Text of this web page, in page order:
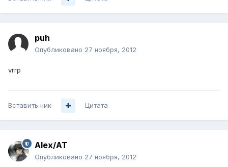
puh
Опубликовано 27 ноября, 2012
vrrp
Вставить ник Цитата
Alex/AT
Опубликовано 27 ноября, 2012